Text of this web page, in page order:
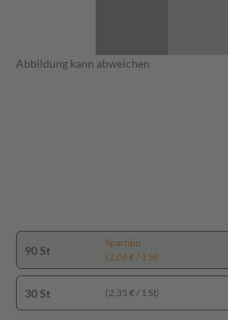
Abbildung kann abweichen
90 St
Spartipp
(2,06 € / 1 St)
30 St (2,35 € / 1 St)